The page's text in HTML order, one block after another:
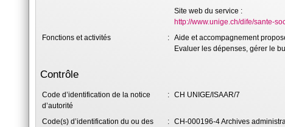
Site web du service :
http://www.unige.ch/dife/sante-
Fonctions et activités
: Aide et accompagnement
Evaluer les dépenses, gérer le
Contrôle
Code d’identification de la notice
d’autorité
: CH UNIGE/ISAAR/7
Code(s) d’identification du ou des : CH-000196-4 Archives